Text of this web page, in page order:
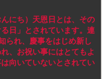
にち）天恩日とは、その
日」とされています。連
られ、慶事をはじめ新し
、お祝い事にはとてもよ
向いていないとされてい